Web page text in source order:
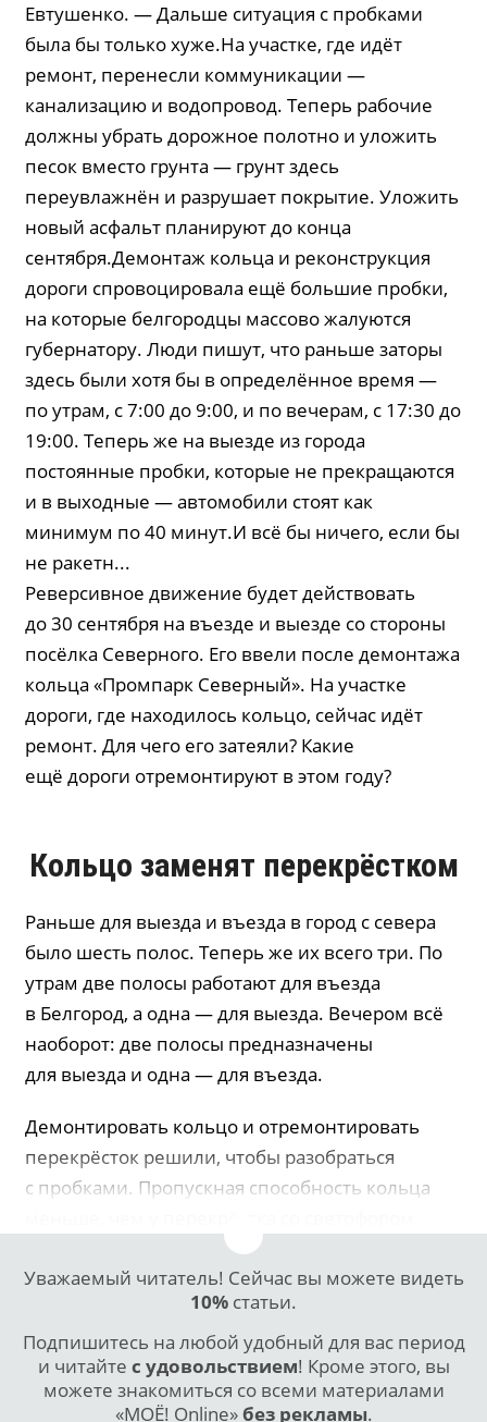
Евтушенко. — Дальше ситуация с пробками
была бы только хуже.На участке, где идёт
ремонт, перенесли коммуникации —
канализацию и водопровод. Теперь рабочие
должны убрать дорожное полотно и уложить
песок вместо грунта — грунт здесь
переувлажнён и разрушает покрытие. Уложить
новый асфальт планируют до конца
сентября.Демонтаж кольца и реконструкция
дороги спровоцировала ещё большие пробки,
на которые белгородцы массово жалуются
губернатору. Люди пишут, что раньше заторы
здесь были хотя бы в определённое время —
по утрам, с 7:00 до 9:00, и по вечерам, с 17:30 до
19:00. Теперь же на выезде из города
постоянные пробки, которые не прекращаются
и в выходные — автомобили стоят как
минимум по 40 минут.И всё бы ничего, если бы
не ракетн...
Реверсивное движение будет действовать
до 30 сентября на въезде и выезде со стороны
посёлка Северного. Его ввели после демонтажа
кольца «Промпарк Северный». На участке
дороги, где находилось кольцо, сейчас идёт
ремонт. Для чего его затеяли? Какие
ещё дороги отремонтируют в этом году?
Кольцо заменят перекрёстком
Раньше для выезда и въезда в город с севера
было шесть полос. Теперь же их всего три. По
утрам две полосы работают для въезда
в Белгород, а одна — для выезда. Вечером всё
наоборот: две полосы предназначены
для выезда и одна — для въезда.
Демонтировать кольцо и отремонтировать
перекрёсток решили, чтобы разобраться
с пробками. Пропускная способность кольца
Уважаемый читатель! Сейчас вы можете видеть
10% статьи.
Подпишитесь на любой удобный для вас период
и читайте с удовольствием! Кроме этого, вы
можете знакомиться со всеми материалами
«МОЁ! Online»без рекламы.